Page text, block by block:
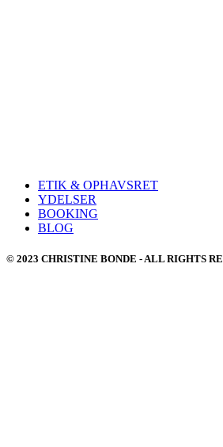
ETIK & OPHAVSRET
YDELSER
BOOKING
BLOG
© 2023 CHRISTINE BONDE - ALL RIGHTS